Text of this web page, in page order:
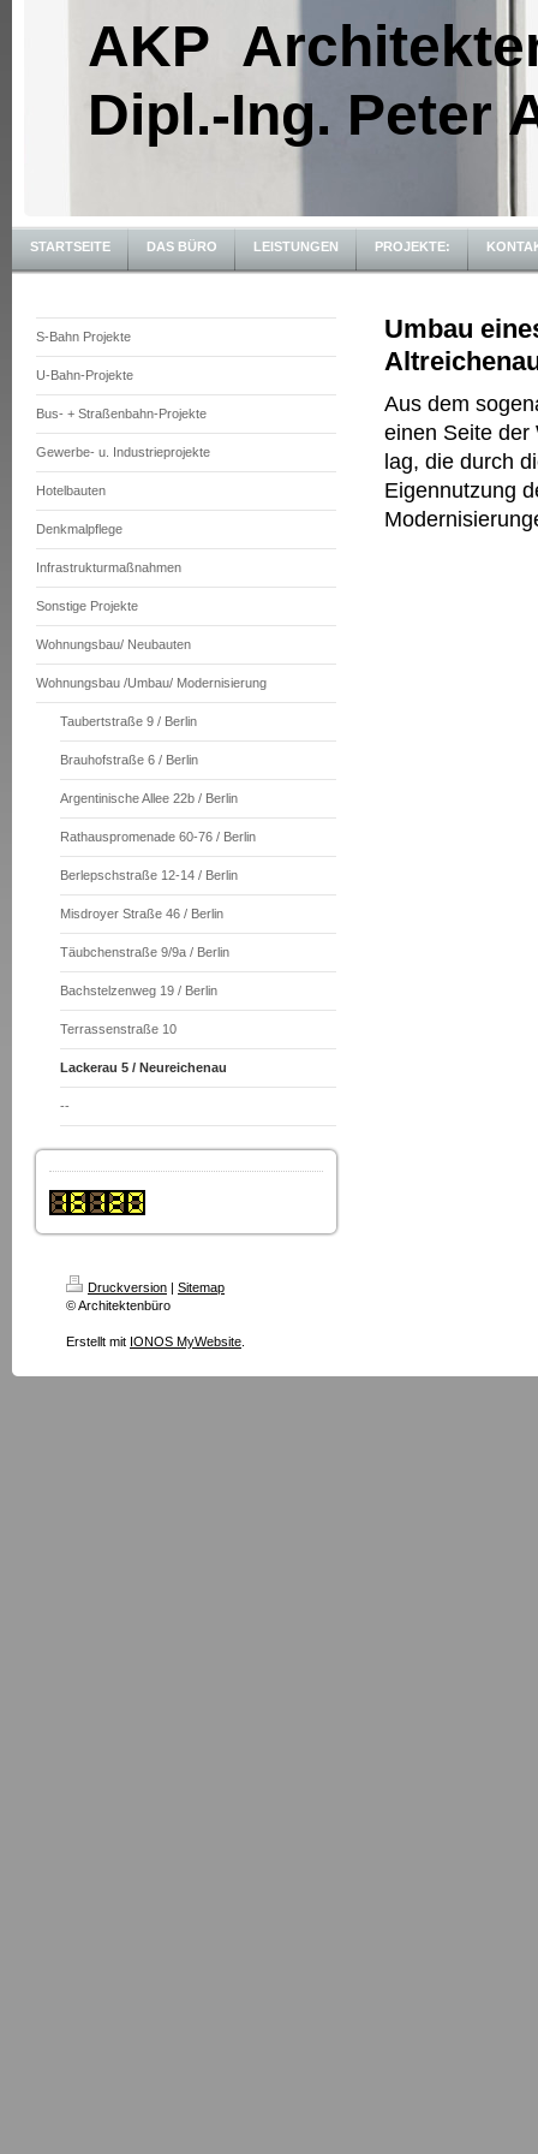
AKP
Dipl.-Ing. Peter
STARTSEITE DAS BÜRO LEISTUNGEN PROJEKTE:
S-Bahn Projekte
U-Bahn-Projekte
Bus- + Straßenbahn-Projekte
Gewerbe- u. Industrieprojekte
Hotelbauten
Denkmalpflege
Infrastrukturmaßnahmen
Sonstige Projekte
Wohnungsbau/ Neubauten
Wohnungsbau /Umbau/ Modernisierung
Taubertstraße 9 / Berlin
Brauhofstraße 6 / Berlin
Argentinische Allee 22b / Berlin
Rathauspromenade 60-76 / Berlin
Berlepschstraße 12-14 / Berlin
Misdroyer Straße 46 / Berlin
Täubchenstraße 9/9a / Berlin
Bachstelzenweg 19 / Berlin
Terrassenstraße 10
Lackerau 5 / Neureichenau
--
Umbau
Aus dem
einen Seite der
lag, die durch
Eigennutzung
Druckversion | Sitemap
© Architektenbüro
Erstellt mit IONOS MyWebsite